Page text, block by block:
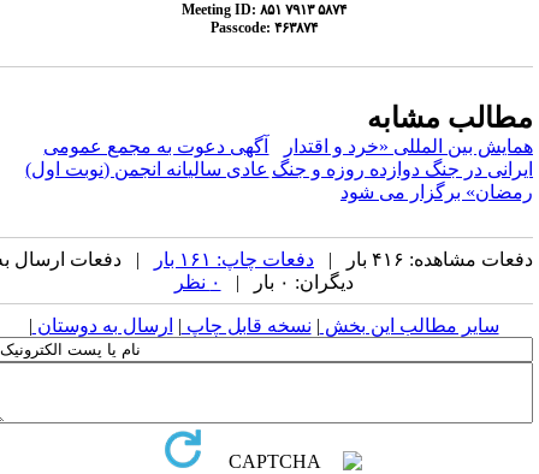
Meeting ID: ۸۵۱ ۷۹۱۳ ۵۸۷۴
Passcode: ۴۶۳۸۷۴
مشابه
بین المللی «خرد و اقتدار
در جنگ دوازده روزه و جنگ
برگزار می شود
آگهی دعوت به مجمع عمومی
عادی سالیانه انجمن (نوبت اول)
مشاهده: ۴۱۶ بار | دفعات چاپ: ۱۶۱ بار
| دفعات ارسال به
دیگران: ۰ بار |
سایر مطالب این بخش | نسخه قابل چاپ| ارسال به دوستان|